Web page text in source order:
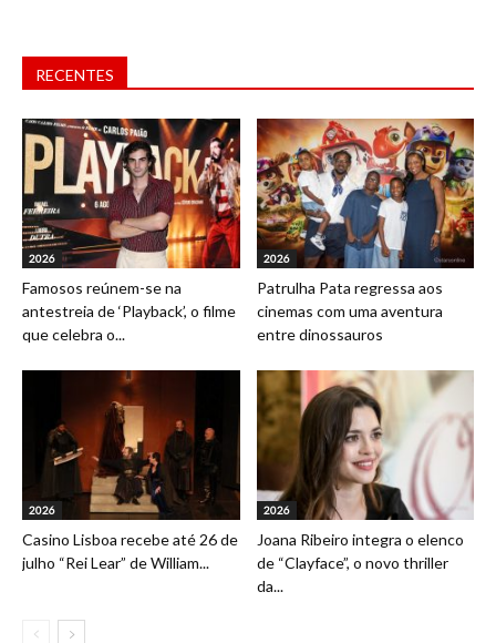
RECENTES
2026
Famosos reúnem-se na
antestreia de ‘Playback’, o filme
que celebra o...
2026
Patrulha Pata regressa aos
cinemas com uma aventura
entre dinossauros
2026
Casino Lisboa recebe até 26 de
julho “Rei Lear” de William...
2026
Joana Ribeiro integra o elenco
de “Clayface”, o novo thriller
da...